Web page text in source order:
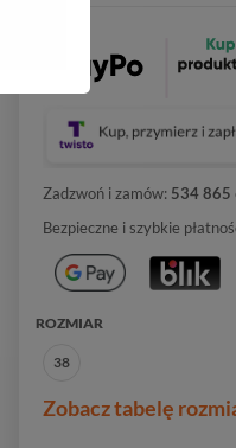
Zadzwoń i zamów: 534 865
Bezpieczne i szybkie
ROZMIAR
38
Zobacz tabelę